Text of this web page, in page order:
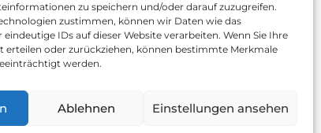
zu speichern und/oder darauf zuzugreifen.
zustimmen, können wir Daten wie das
IDs auf dieser Website verarbeiten. Wenn Sie Ihre
oder zurückziehen, können bestimmte Merkmale
werden.
Ablehnen Einstellungen ansehen